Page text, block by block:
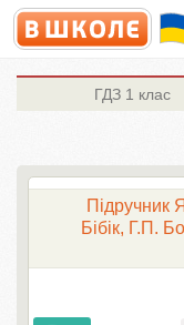
ГДЗ 1 клас
Підручник
Бібік, Г.П.